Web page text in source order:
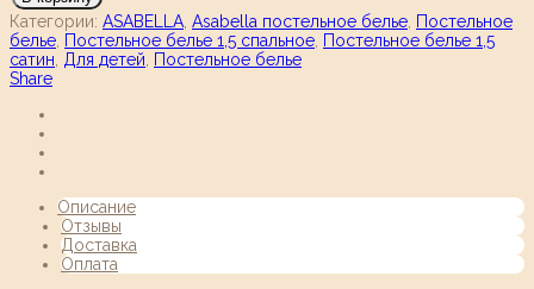
Категории: ASABELLA Asabella постельное белье Постельное
белье Постельное белье 1,5 спальное Постельное белье 1,5
сатин
Для детей
Постельное белье
Share
Описание
Отзывы
Доставка
Оплата